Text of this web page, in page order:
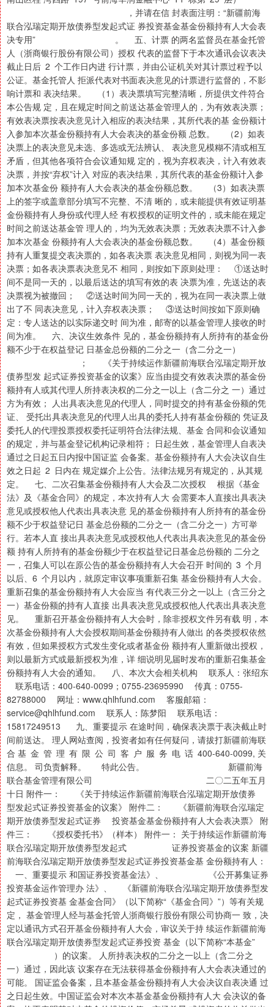
，并请在信 封表面注明：“新疆前海
联合泓瑞定期开放债券型发起式证 券投资基金基金份额持有人大会表
决专用” 。 五、计票 的两名监督员在基金托管
人（浙商银行股份有限公司）授权 代表的监督下于本次通讯会议表决
截止日后 2 个工作日内进 行计票，并由公证机关对其计票过程予以
公证。基金托管人 拒派代表对书面表决意见的计票进行监督的，不影
响计票和 表决结果。 （1）表决票填写完整清晰，所提供文件符合
本公告规 定，且在规定时间之前送达基金管理人的，为有效表决票；
有效表决票按表决意见计入相应的表决结果，其所代表的基 金份额计
入参加本次基金份额持有人大会表决的基金份额 总数。 （2）如表
决票上的表决意见未选、多选或无法辨认、 表决意见模糊不清或相互
矛盾，但其他各项符合会议通知规 定的，视为弃权表决，计入有效表
决票，并按“弃权”计入 对应的表决结果，其所代表的基金份额计入参
加本次基金份 额持有人大会表决的基金份额总数。 （3）如表决票
上的签字或盖章部分填写不完整、不清 晰的，或未能提供有效证明基
金份额持有人身份或代理人经 有权授权的证明文件的，或未能在规定
时间之前送达基金管 理人的，均为无效表决票；无效表决票不计入参
加本次基金 份额持有人大会表决的基金份额总数。 （4）基金份额
持有人重复提交表决票的，如各表决票 表决意见相同，则视为同一表
决票；如各表决票表决意见不 相同，则按如下原则处理： ①送达时
间不是同一天的，以最后送达的填写有效的表 决票为准，先送达的表
决票视为被撤回； ②送达时间为同一天的，视为在同一表决票上做
出了不 同表决意见，计入弃权表决票； ③送达时间按如下原则确
定：专人送达的以实际递交时 间为准，邮寄的以基金管理人接收的时
间为准。 六、决议生效条件 见的，基金份额持有人所持有的基金份
额不少于在权益登记 日基金总份额的二分之一（含二分之一）
； 《关于持续运作新疆前海联合泓瑞定期开放
债券型发 起式证券投资基金的议案》应当由提交有效表决票的基金份
额持有人或其代理人所持表决权的二分之一以上（含二分之 一）通过
方为有效； 人出具表决意见的代理人，同时提交的持有基金份额的凭
证、 受托出具表决意见的代理人出具的委托人持有基金份额的 凭证及
委托人的代理投票授权委托证明符合法律法规、基金 合同和会议通知
的规定，并与基金登记机构记录相符； 日起生效，基金管理人自表决
通过之日起五日内报中国证监 会备案。基金份额持有人大会决议自生
效之日起 2 日内在 规定媒介上公告。法律法规另有规定的，从其规
定。 七、二次召集基金份额持有人大会及二次授权 根据《基金
法》及《基金合同》的规定，本次持有人大 会需要本人直接出具表决
意见或授权他人代表出具表决意 见的基金份额持有人所持有的基金份
额不少于权益登记日 基金总份额的二分之一（含二分之一）方可举
行。若本人直 接出具表决意见或授权他人代表出具表决意见的基金份
额 持有人所持有的基金份额少于在权益登记日基金总份额的 二分之
一，召集人可以在原公告的基金份额持有人大会召开 时间的 3 个月
以后、6 个月以内，就原定审议事项重新召集 基金份额持有人大会。
重新召集的基金份额持有人大会应当 有代表三分之一以上（含三分之
一）基金份额的持有人直接 出具表决意见或授权他人代表出具表决意
见。 重新召开基金份额持有人大会时，除非授权文件另有载 明，本
次基金份额持有人大会授权期间基金份额持有人做出 的各类授权依然
有效，但如果授权方式发生变化或者基金份 额持有人重新做出授权，
则以最新方式或最新授权为准，详 细说明见届时发布的重新召集基金
份额持有人大会的通知。 八、本次大会相关机构 联系人：张绍东
联系电话：400-640-0099；0755-23695990 传真：0755-
82788000 网址：www.qhlhfund.com 客服邮箱：
service@qhlhfund.com 联系人：陈梦阳 联系电话：
15817249513 九、重要提示 在途时间，确保表决票于表决截止时
间前送达。 理人网站查阅，投资者如有任何疑问，请拔打新疆前海联
合 基 金 管 理 有 限 公 司 客 户 服 务 电 话 400-640-0099, 关
信息。 司负责解释。 特此公告。 新疆前海
联合基金管理有限公司 二〇二五年五月
十日 附件一： 《关于持续运作新疆前海联合泓瑞定期开放债券
型发起式证券投资基金的议案》 附件二： 《新疆前海联合泓瑞定
期开放债券型发起式证券 投资基金基金份额持有人大会表决票》 附
件三： 《授权委托书》（样本） 附件一： 关于持续运作新疆前海
联合泓瑞定期开放债券型发起式 证券投资基金的议案 新疆
前海联合泓瑞定期开放债券型发起式证券投资基金基 金份额持有人：
一、重要提示 和国证券投资基金法》、 《公开募集证券
投资基金运作管理办 法》、 《新疆前海联合泓瑞定期开放债券型发
起式证券投资基 金基金合同》（以下简称“《基金合同》”）等有关规
定， 基金管理人经与基金托管人浙商银行股份有限公司协商一 致，决
定以通讯方式召开基金份额持有人大会，审议关于持 续运作新疆前海
联合泓瑞定期开放债券型发起式证券投资 基金（以下简称“本基金”
）的议案。 人所持表决权的二分之一以上（含二分之
一）通过，因此该 议案存在无法获得基金份额持有人大会表决通过的
可能。 国证监会备案，且本基金基金份额持有人大会决议自表决通 过
之日起生效。中国证监会对本次本基金基金份额持有人大 会决议的备